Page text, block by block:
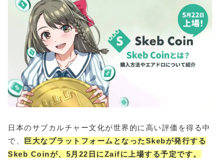
日本のサブカルチャー文化が世界的に高い評価を得る中
で、
巨大なプラットフォームとなったSkebが発行する
Skeb Coinが、5月22日にZaifに上場する予定です。